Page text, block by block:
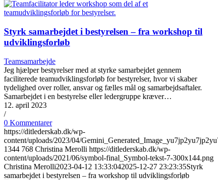
Styrk samarbejdet i bestyrelsen – fra workshop til
udviklingsforløb
Teamsamarbejde
Jeg hjælper bestyrelser med at styrke samarbejdet gennem
faciliterede teamudviklingsforløb for bestyrelser, hvor vi skaber
tydelighed over roller, ansvar og fælles mål og samarbejdsaftaler.
Samarbejdet i en bestyrelse eller ledergruppe kræver…
12. april 2023
/
0 Kommentarer
https://ditlederskab.dk/wp-
content/uploads/2023/04/
1344 768 Christina Merolli https://ditlederskab.dk/wp-
content/uploads/2021/06/symbol-final_Symbol-tekst-7-300x144.png
Christina Merolli2023-04-12 13:33:042025-12-27 23:23:35Styrk
samarbejdet i bestyrelsen – fra workshop til udviklingsforløb